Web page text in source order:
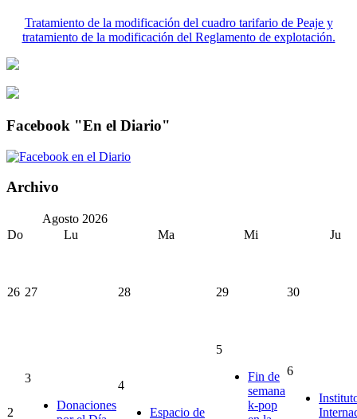
Tratamiento de la modificación del cuadro tarifario de Peaje y
tratamiento de la modificación del Reglamento de explotación.
Facebook "En el Diario"
Archivo
Agosto 2026
Do
Lu Ma Mi Ju
26 27 28 29 30
2
3
Donaciones
4
Espacio de
5
Fin de
semana
k-pop
6